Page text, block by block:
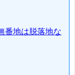
番地は脱落地な